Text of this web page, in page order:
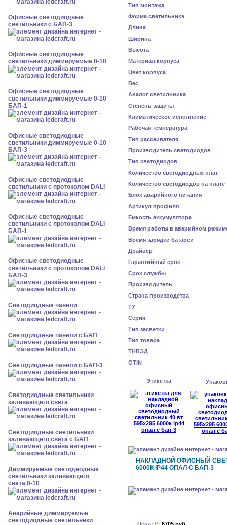
Офисные светодиодные
светильники с БАП-3
Офисные светодиодные
светильники диммируемые 0-10
Офисные светодиодные
светильники диммируемые 0-10
БАП-1
Офисные светодиодные
светильники диммируемые 0-10
БАП-3
Офисные светодиодные
светильники с протоколом DALI
Офисные светодиодные
светильники с протоколом DALI
БАП-1
Офисные светодиодные
светильники с протоколом DALI
БАП-3
Cветодиодные панели
Cветодиодные панели с БАП
Cветодиодные панели с БАП-3
Светодиодные светильники
заливающего света
Светодиодные светильники
заливающего света с БАП
Диммируемые светодиодные
светильники заливающего
света 0-10
Аварийные диммируемые
светодиодные светильники
Тип монтажа
Форма светильника
Длина
Ширина
Высота
Материал корпуса
Цвет корпуса
Вес
Аналог светильника
Степень защиты
Климатическое исполнение
Рабочая температура
Тип рассеивателя
Производитель светодиодов
Тип светодиодов
Количество светодиодных плат
Количество светодиодов на плате
Блок аварийного питания
Артикул профиля
Емкость аккумулятора
Время работы в аварийном
Время зарядки батареи
Драйвер
Гарантийный срок
Срок службы
Производитель
Страна производства
ТУ
Серия
Тип засветки
Тип товара
ТНВЭД
GTIN
Этикетка
НАКЛАДНОЙ ОФИСНЫЙ
6000К IP44 ОПАЛ С БАП-3